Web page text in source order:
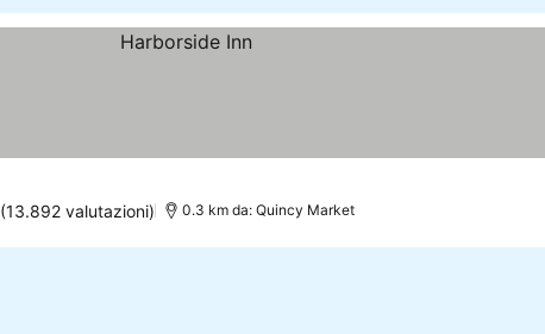
(13.892 valutazioni) 0.3 km da: Quincy Market